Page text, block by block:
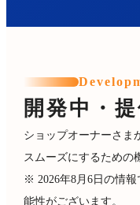
開発中・
ショップオーナーさま
スムーズにするための
※ 2026年8月6日の情
能性がございます。